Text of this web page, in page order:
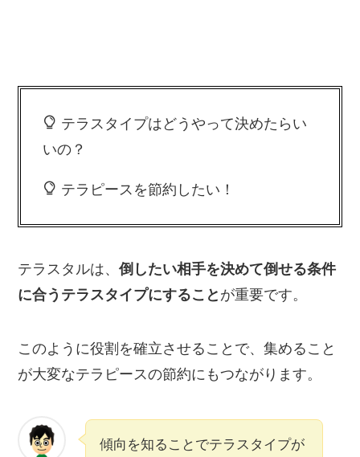
テラスタイプはどうやって決めたらい
いの？
テラピースを節約したい！
テラスタルは、倒したい相手を決めて倒せる条件
に合うテラスタイプにすること が重要です。
このように役割を確立させることで、集めること
が大変なテラピースの節約にもつながります。
傾向を知ることでテラスタイプが